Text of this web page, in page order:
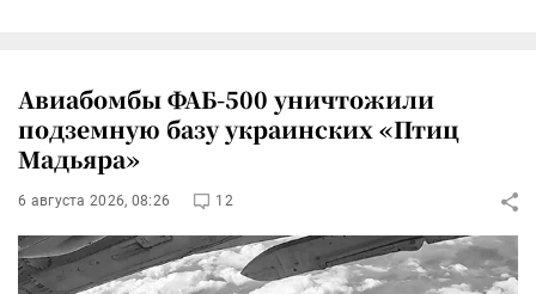
Авиабомбы ФАБ-500 уничтожили
подземную базу украинских «Птиц
Мадьяра»
6 августа 2026, 08:26 12